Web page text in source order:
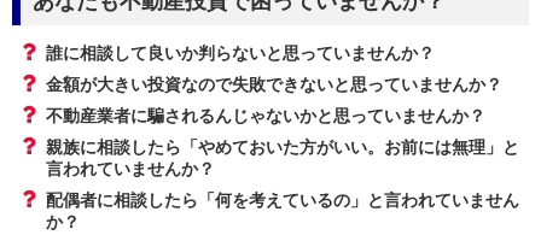
誰に相談して良いか判らないと思っていませんか？
金額が大きい投資なので失敗できないと思っていませんか？
不動産業者に騙されるんじゃないかと思っていませんか？
親族に相談したら「やめておいた方がいい。お前には無理」と
言われていませんか？
配偶者に相談したら「何を考えているの」と言われていません
か？